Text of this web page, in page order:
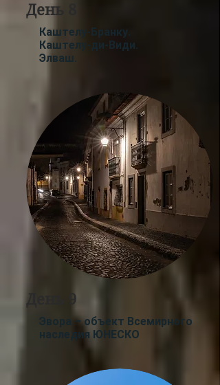
День 8
Каштелу-Бранку.
Каштелу-ди-Види.
Элваш .
День 9
Эвора
– объект Всемирного
наследия ЮНЕСКО